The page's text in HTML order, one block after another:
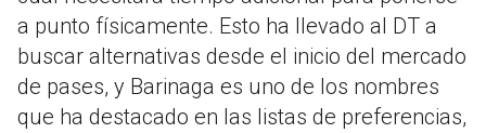
a punto físicamente. Esto ha llevado al DT a
buscar alternativas desde el inicio del mercado
de pases, y Barinaga es uno de los nombres
que ha destacado en las listas de preferencias,